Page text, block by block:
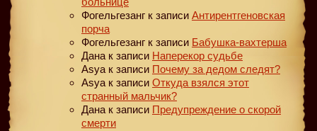
Фогельгезанг к записи Антирентгеновская
порча
Фогельгезанг к записи Бабушка-вахтерша
Дана к записи Наперекор судьбе
Asya к записи Почему за дедом следят?
Asya к записи Откуда взялся этот
странный мальчик?
Дана к записи Предупреждение о скорой
смерти